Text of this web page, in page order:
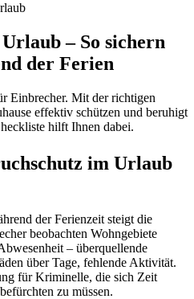
– So sichern
der Ferien
Einbrecher. Mit der richtigen
effektiv schützen und beruhigt
hilft Ihnen dabei.
im Urlaub
der Ferienzeit steigt die
beobachten Wohngebiete
– überquellende
über Tage, fehlende Aktivität.
für Kriminelle, die sich Zeit
zu müssen.